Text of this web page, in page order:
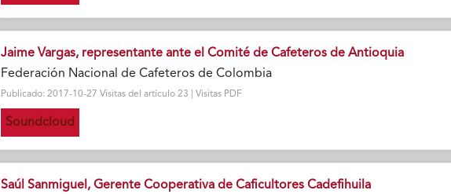
Jaime Vargas, representante ante el Comité de Cafeteros de Antioquia
Federación Nacional de Cafeteros de Colombia
Publicado: 2017-10-27 Visitas del artículo 23 | Visitas PDF
Soundcloud
Saúl Sanmiguel, Gerente Cooperativa de Caficultores Cadefihuila